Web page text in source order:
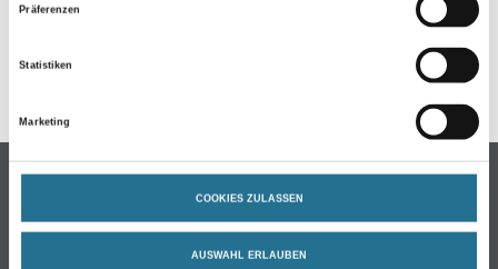
Präferenzen
Statistiken
Marketing
COOKIES ZULASSEN
AUSWAHL ERLAUBEN
Online-Shop
Farben